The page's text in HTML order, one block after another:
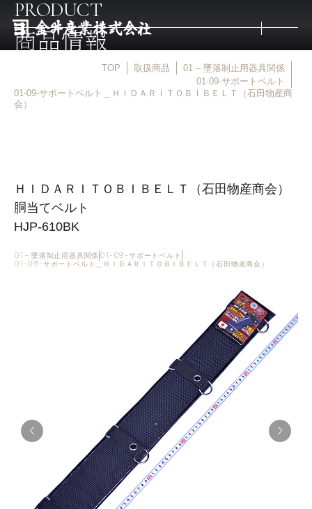
金井産業の強み
マルキン印
PRODUCT
商品情報
TOP 取扱商品
01 – 墜落制止用器具関係
01-09-サポートベルト
01-09-サポートベルト＿ＨＩＤＡＲＩＴＯＢＩＢＥＬＴ（石田物産商
会）
ＨＩＤＡＲＩＴＯＢＩＢＥＬＴ（石田物産商会）
胴当てベルト
HJP-610BK
01 – 墜落制止用器具関係 01-09-サポートベルト
01-09-サポートベルト＿ＨＩＤＡＲＩＴＯＢＩＢＥＬＴ（石田物産商会）